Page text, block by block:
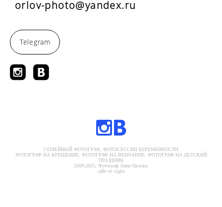
orlov-photo@yandex.ru
Telegram
СЕМЕЙНЫЙ ФОТОГРАФ, ФОТОСЕССИИ БЕРЕМЕННОСТИ
ФОТОГРАФ НА КРЕЩЕНИЕ, ФОТОГРАФ НА ВЕНЧАНИЕ, ФОТОГРАФ НА ДЕТСКИЙ
ПРАЗДНИК
2009-2025, Фотограф Анна Орлова.
сайт от vigbo